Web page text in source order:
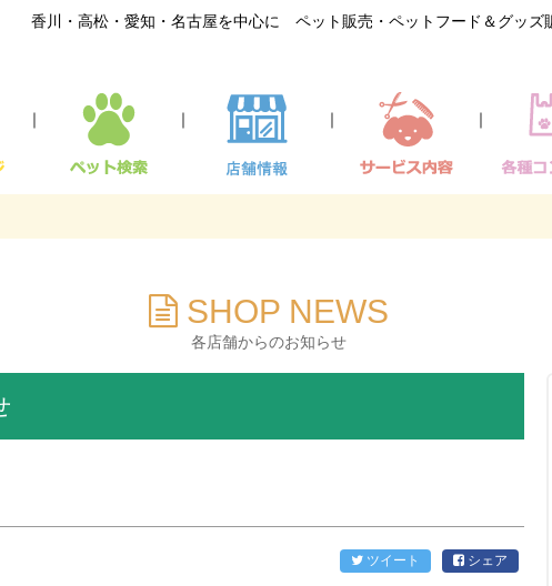
香川・高松・愛知・名古屋を中心に ペット販売・ペットフード＆グッズ
｜ ｜ ｜ ｜
SHOP NEWS
各店舗からのお知らせ
ツイート シェア